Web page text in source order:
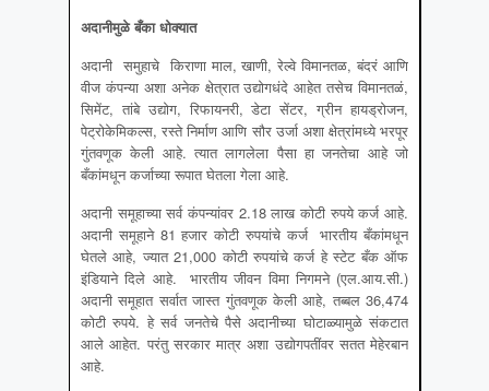
अदानीमुळे बँका धोक्यात
अदानी समुहाचे किराणा माल, खाणी, रेल्वे विमानतळ, बंदरं आणि
वीज कंपन्या अशा अनेक क्षेत्रात उद्योगधंदे आहेत तसेच विमानतळं,
सिमेंट, तांबे उद्योग, रिफायनरी, डेटा सेंटर, ग्रीन हायड्रोजन,
पेट्रोकेमिकल्स, रस्ते निर्माण आणि सौर उर्जा अशा क्षेत्रांमध्ये भरपूर
गुंतवणूक केली आहे. त्यात लागलेला पैसा हा जनतेचा आहे जो
बँकांमधून कर्जाच्या रूपात घेतला गेला आहे.
अदानी समूहाच्या सर्व कंपन्यांवर 2.18 लाख कोटी रुपये कर्ज आहे.
अदानी समूहाने 81 हजार कोटी रुपयांचे कर्ज भारतीय बँकांमधून
घेतले आहे, ज्यात 21,000 कोटी रुपयांचे कर्ज हे स्टेट बँक ऑफ
इंडियाने दिले आहे. भारतीय जीवन विमा निगमने (एल.आय.सी.)
अदानी समूहात सर्वात जास्त गुंतवणूक केली आहे, तब्बल 36,474
कोटी रुपये. हे सर्व जनतेचे पैसे अदानीच्या घोटाळ्यामुळे संकटात
आले आहेत. परंतु सरकार मात्र अशा उद्योगपतींवर सतत मेहेरबान
आहे.